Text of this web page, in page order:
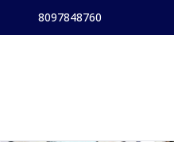
8097848760